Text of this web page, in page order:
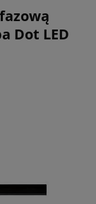
Dot LED